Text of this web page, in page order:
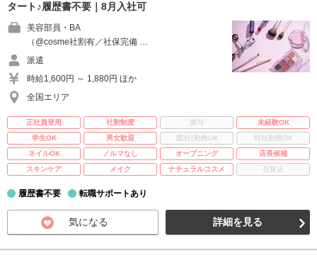
タート♪履歴書不要｜8月入社可
美容部員・BA
（@cosme社割有／社保完備 …
派遣
時給1,600円 ～ 1,880円 ほか
全国エリア
正社員登用 社割制度 賞与
未経験OK
学生OK
男女歓迎 週3日勤務OK
時短勤務OK
ネイルOK
ノルマなし オープニング
店長候補
スキンケア
メイク ナチュラルコスメ 百貨店
履歴書不要 転職サポートあり
気になる 詳細を見る